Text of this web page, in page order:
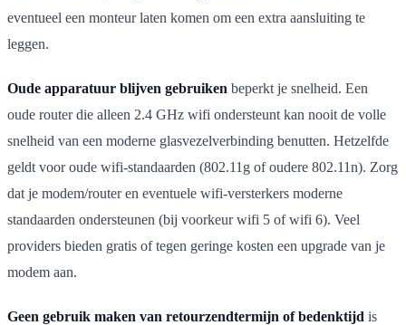
eventueel een monteur laten komen om een extra aansluiting te
leggen.
Oude apparatuur blijven gebruiken beperkt je snelheid. Een
oude router die alleen 2.4 GHz wifi ondersteunt kan nooit de volle
snelheid van een moderne glasvezelverbinding benutten. Hetzelfde
geldt voor oude wifi-standaarden (802.11g of oudere 802.11n). Zorg
dat je modem/router en eventuele wifi-versterkers moderne
standaarden ondersteunen (bij voorkeur wifi 5 of wifi 6). Veel
providers bieden gratis of tegen geringe kosten een upgrade van je
modem aan.
Geen gebruik maken van retourzendtermijn of bedenktijd is